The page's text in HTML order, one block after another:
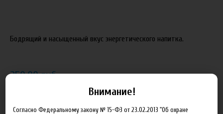
Бодрящий и насыщенный вкус энергетического напитка.
250.00 руб
Внимание!
Согласно Федеральному закону № 15-ФЗ от 23.02.2013 "Об охране